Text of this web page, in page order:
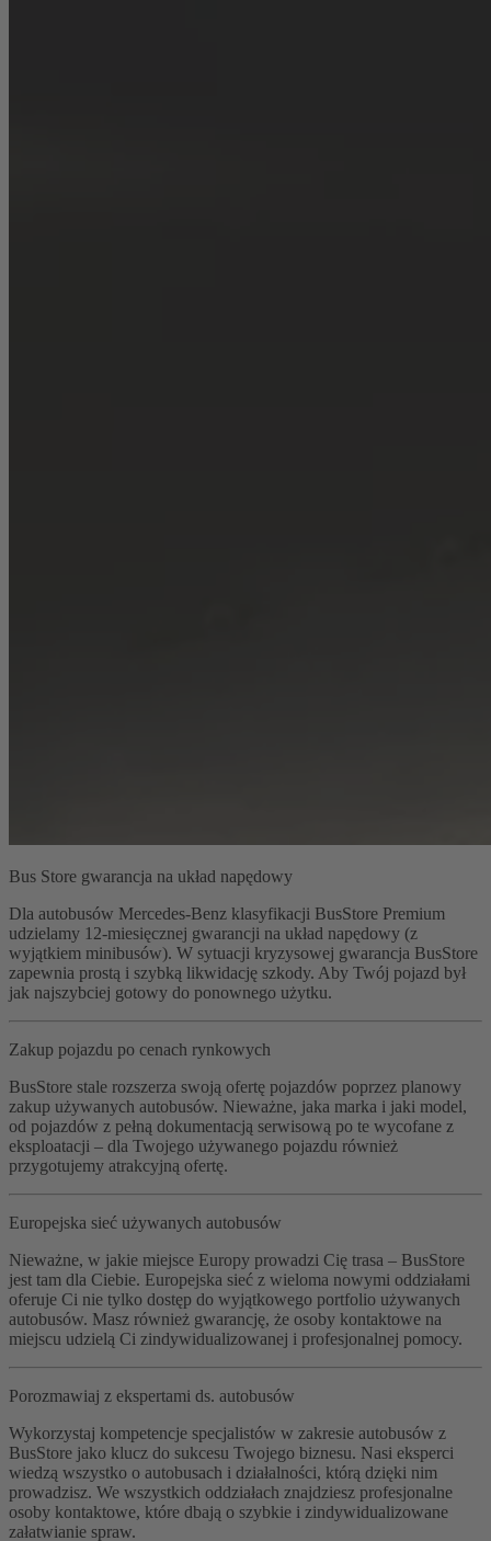
Bus Store gwarancja na układ napędowy
Dla autobusów Mercedes-Benz klasyfikacji BusStore Premium
udzielamy 12-miesięcznej gwarancji na układ napędowy (z
wyjątkiem minibusów). W sytuacji kryzysowej gwarancja BusStore
zapewnia prostą i szybką likwidację szkody. Aby Twój pojazd był
jak najszybciej gotowy do ponownego użytku.
Zakup pojazdu po cenach rynkowych
BusStore stale rozszerza swoją ofertę pojazdów poprzez planowy
zakup używanych autobusów. Nieważne, jaka marka i jaki model,
od pojazdów z pełną dokumentacją serwisową po te wycofane z
eksploatacji – dla Twojego używanego pojazdu również
przygotujemy atrakcyjną ofertę.
Europejska sieć używanych autobusów
Nieważne, w jakie miejsce Europy prowadzi Cię trasa – BusStore
jest tam dla Ciebie. Europejska sieć z wieloma nowymi oddziałami
oferuje Ci nie tylko dostęp do wyjątkowego portfolio używanych
autobusów. Masz również gwarancję, że osoby kontaktowe na
miejscu udzielą Ci zindywidualizowanej i profesjonalnej pomocy.
Porozmawiaj z ekspertami ds. autobusów
Wykorzystaj kompetencje specjalistów w zakresie autobusów z
BusStore jako klucz do sukcesu Twojego biznesu. Nasi eksperci
wiedzą wszystko o autobusach i działalności, którą dzięki nim
prowadzisz. We wszystkich oddziałach znajdziesz profesjonalne
osoby kontaktowe, które dbają o szybkie i zindywidualizowane
załatwianie spraw.